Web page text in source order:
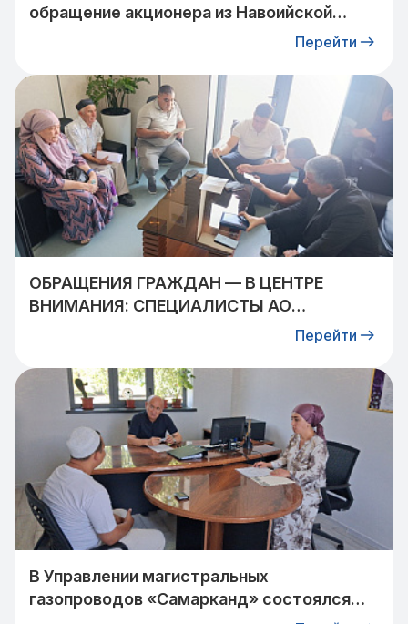
обращение акционера из Навоийской
Перейти
ОБРАЩЕНИЯ ГРАЖДАН — В ЦЕНТРЕ
ВНИМАНИЯ: СПЕЦИАЛИСТЫ АО
«УЗТРАНСГАЗ» ВСТРЕТИЛИСЬ СПерейти
В Управлении магистральных
газопроводов «Самарканд» состоялся